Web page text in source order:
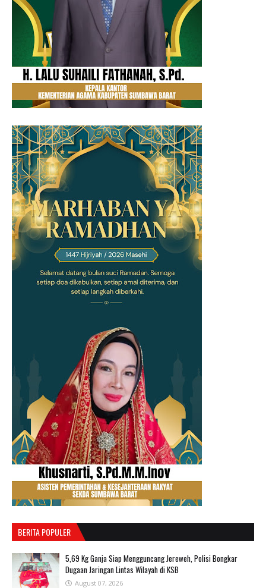
BERITA POPULER
‎5,69 Kg Ganja Siap Mengguncang Jereweh, Polisi Bongkar
Dugaan Jaringan Lintas Wilayah di KSB ‎
August 07, 2026